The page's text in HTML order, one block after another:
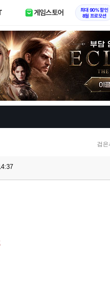
게임스토어
최대 90% 할인
8월 프로모션
검